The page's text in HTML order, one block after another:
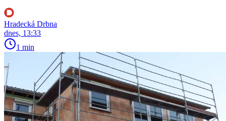
Hradecká Drbna
dnes, 13:33
1 min